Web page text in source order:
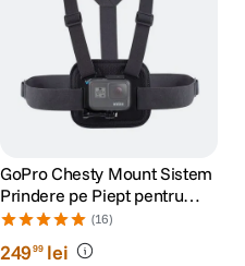
GoPro Chesty Mount Sistem
Prindere pe Piept pentru
Camerele Video GoPro
(16)
24999 lei